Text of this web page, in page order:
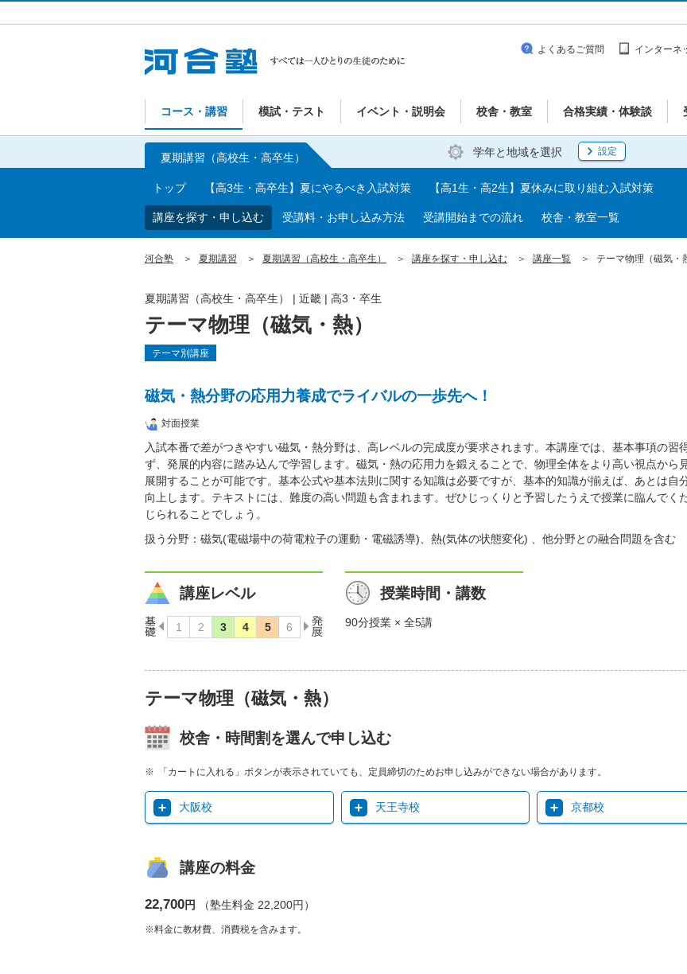
コース・講習 模試・テスト イベント・説明会 校舎・教室 合格実績・体験談
よくあるご質問 インターネ
学年と地域を選択 設定
夏期講習（高校生・高卒生）
トップ 【高3生・高卒生】夏にやるべき入試対策 【高1生・高2生】夏休みに取り組む入試対策
講座を探す・申し込む 受講料・お申し込み方法 受講開始までの流れ 校舎・教室一覧
河合塾 夏期講習 夏期講習（高校生・高卒生） 講座を探す・申し込む 講座一覧 テーマ物理（磁気・
テーマ物理（磁気・熱）
夏期講習（高校生・高卒生） | 近畿 | 高3・卒生
テーマ別講座
磁気・熱分野の応用力養成でライバルの一歩先へ！
対面授業
入試本番で差がつきやすい磁気・熱分野は、高レベルの完成度が要求されます。本講座では、基本事項の習
ず、発展的内容に踏み込んで学習します。磁気・熱の応用力を鍛えることで、物理全体をより高い視点から
展開することが可能です。基本公式や基本法則に関する知識は必要ですが、基本的知識が揃えば、あとは自
向上します。テキストには、難度の高い問題も含まれます。ぜひじっくりと予習したうえで授業に臨んで
じられることでしょう。
扱う分野：磁気(電磁場中の荷電粒子の運動・電磁誘導)、熱(気体の状態変化) 、他分野との融合問題を含む
講座レベル 授業時間・講数
90分授業 × 全5講
テーマ物理（磁気・熱）
校舎・時間割を選んで申し込む
「カートに入れる」ボタンが表示されていても、定員締切のためお申し込みができない場合があります。
大阪校 天王寺校 京都校
講座の料金
22,700円 （塾生料金 22,200円）
※料金に教材費、消費税を含みます。